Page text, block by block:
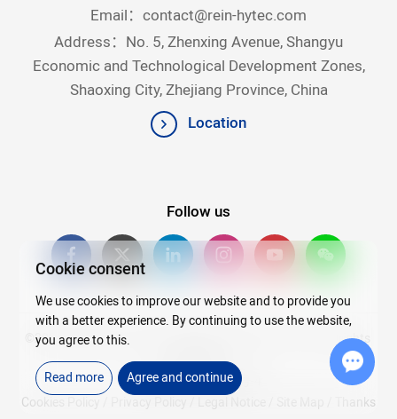
Email： contact@rein-hytec.com
Address：No. 5, Zhenxing Avenue, Shangyu
Economic and Technological Development Zones,
Shaoxing City, Zhejiang Province, China
Location
Follow us
©2026Copyright © 2025 Zhejiang Rein Hytec Co., Ltd. All rights
reserved.
浙ICP备20007720号-4
Cookies Policy
Thanks
Cookie consent
We use cookies to improve our website and to provide you
with a better experience. By continuing to use the website,
you agree to this.
Read more
Agree and continue
Chat